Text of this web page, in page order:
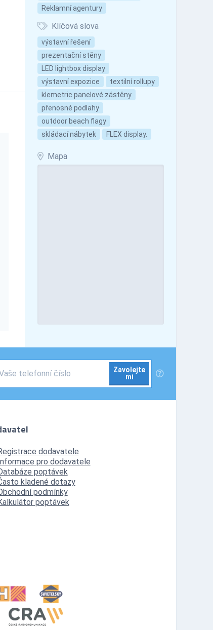
Reklamní agentury
Klíčová slova
výstavní řešení
prezentační stěny
LED lightbox display
výstavní expozice
textilní rollupy
klemetric panelové zástěny
přenosné podlahy
outdoor beach flagy
skládací nábytek
FLEX display.
Mapa
Zavolejte
mi
dodavatele
pro dodavatele
poptávek
kladené dotazy
podmínky
poptávek